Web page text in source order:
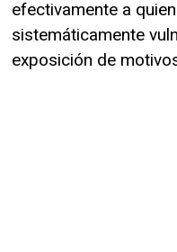
efectivamente a
sistemáticamente
exposición de